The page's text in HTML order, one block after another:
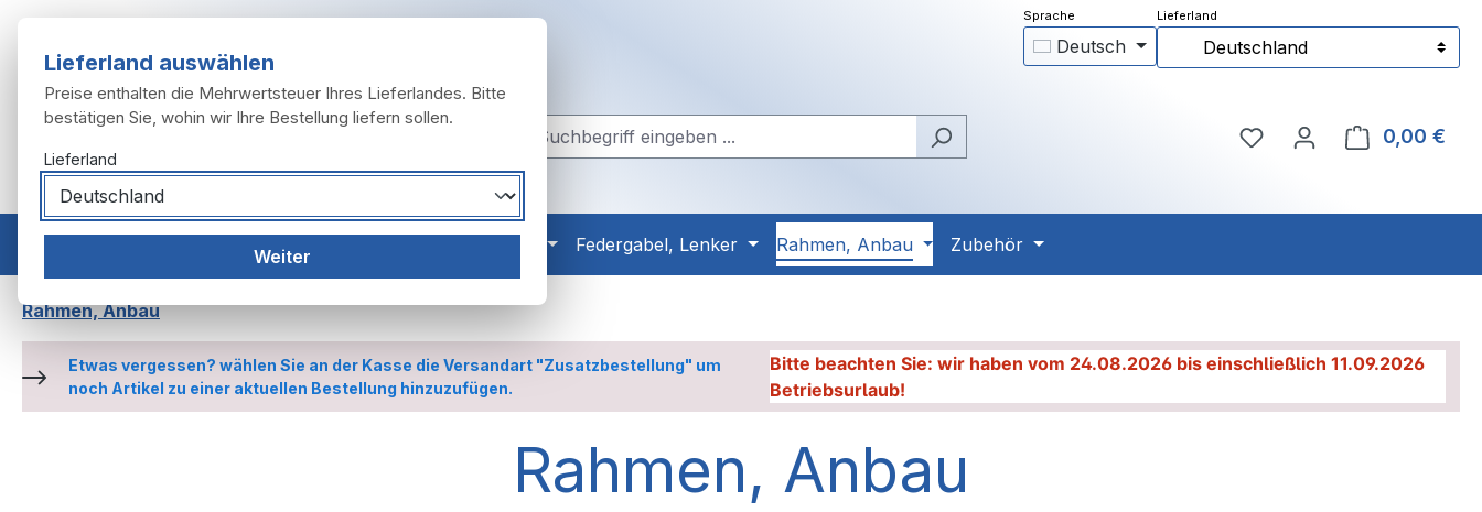
Deutsch
Deutschland
Du hast 0 Produkte auf
0,00 €
Federgabel, Lenker Rahmen, Anbau Zubehör
Rahmen, Anbau
Etwas vergessen? wählen Sie an der Kasse die Versandart "Zusatzbestellung" um
noch Artikel zu einer aktuellen Bestellung hinzuzufügen.
Bitte beachten Sie: wir haben vom 24.08.2026 bis einschließlich 11.09.2026
Betriebsurlaub!
Rahmen, Anbau
Lieferland auswählen
Preise enthalten die Mehrwertsteuer Ihres Lieferlandes. Bitte
bestätigen Sie, wohin wir Ihre Bestellung liefern sollen.
Lieferland
Weiter